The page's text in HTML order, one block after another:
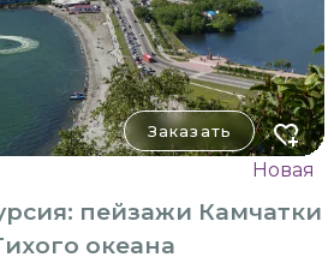
Заказать
Новая
пейзажи Камчатки
океана